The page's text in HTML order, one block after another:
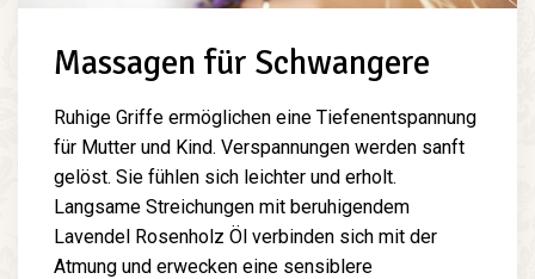
Massagen für Schwangere
Ruhige Griffe ermöglichen eine Tiefenentspannung
für Mutter und Kind. Verspannungen werden sanft
gelöst. Sie fühlen sich leichter und erholt.
Langsame Streichungen mit beruhigendem
Lavendel Rosenholz Öl verbinden sich mit der
Atmung und erwecken eine sensiblere